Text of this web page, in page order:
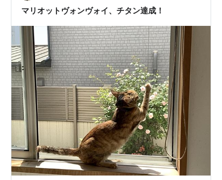
マリオットヴォンヴォイ、チタン達成！